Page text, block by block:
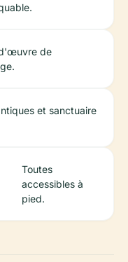
de
et sanctuaire
Toutes
accessibles à
pied.